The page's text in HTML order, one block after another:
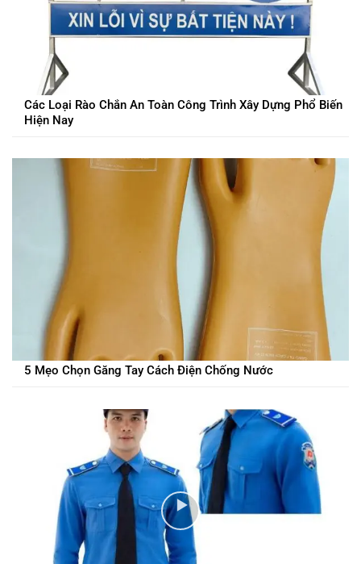
Các Loại Rào Chắn An Toàn Công Trình Xây Dựng Phổ Biến
Hiện Nay
5 Mẹo Chọn Găng Tay Cách Điện Chống Nước